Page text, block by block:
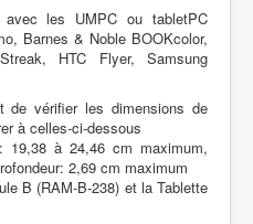
les UMPC ou tabletPC
Barnes & Noble BOOKcolor,
HTC Flyer, Samsung
de vérifier les dimensions de
à celles-ci-dessous
19,38 à 24,46 cm maximum,
2,69 cm maximum
B (RAM-B-238) et la Tablette